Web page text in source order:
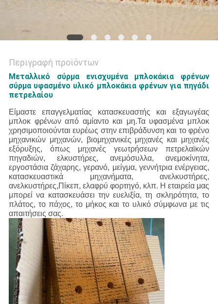
Περιγραφή προϊόντων
Μεταλλικό σύρμα ενισχυμένα μπλοκάκια φρένων
σύρμα υφασμένο υλικό μπλοκάκια φρένων για πηγάδι
πετρελαίου
Είμαστε επαγγελματίας κατασκευαστής και εξαγωγέας
μπλοκ φρένων από αμίαντο και μη.Τα υφασμένα μπλοκ
χρησιμοποιούνται ευρέως στην επιβράδυνση και το φρένο
μηχανικών μηχανών, βιομηχανικές μηχανές και μηχανές
εξόρυξης, όπως μηχανές γεωτρήσεων πετρελαϊκών
πηγαδιών, ελκυστήρες, ανεμόσυλλα, ανεμοκίνητα,
εργοστάσια ζάχαρης, γερανό, μείγμα, γεννήτρια ενέργειας,
κατασκευαστικά μηχανήματα, ανελκυστήρες,
ανελκυστήρες,Πίκεπ, ελαφρύ φορτηγό, κλπ. Η εταιρεία μας
μπορεί να κατασκευάσει την ευελιξία, τη σκληρότητα, το
πλάτος, το πάχος, το μήκος και το υλικό σύμφωνα με τις
απαιτήσεις σας.